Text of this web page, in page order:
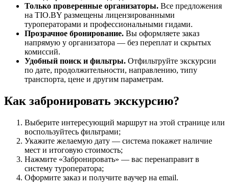
Только проверенные организаторы. Все предложения
на TIO.BY размещены лицензированными
туроператорами и профессиональными гидами.
Прозрачное бронирование. Вы оформляете заказ
напрямую у организатора — без переплат и скрытых
комиссий.
Удобный поиск и фильтры. Отфильтруйте экскурсии
по дате, продолжительности, направлению, типу
транспорта, цене и другим параметрам.
Как забронировать экскурсию?
Выберите интересующий маршрут на этой странице или
воспользуйтесь фильтрами;
Укажите желаемую дату — система покажет наличие
мест и итоговую стоимость;
Нажмите «Забронировать» — вас перенаправит в
систему туроператора;
Оформите заказ и получите ваучер на email.